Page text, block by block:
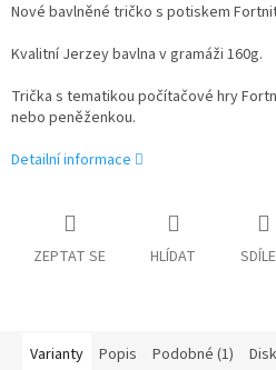
Nové bavlněné tričko s potiskem
Kvalitní Jerzey bavlna v gramáži 160g.
Trička s tematikou počítačové hry
nebo peněženkou.
Detailní informace
ZEPTAT SE HLÍDAT
Varianty Popis Podobné (1)